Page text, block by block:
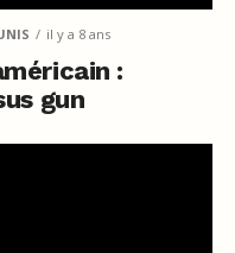
il y a 8 ans
:
gun